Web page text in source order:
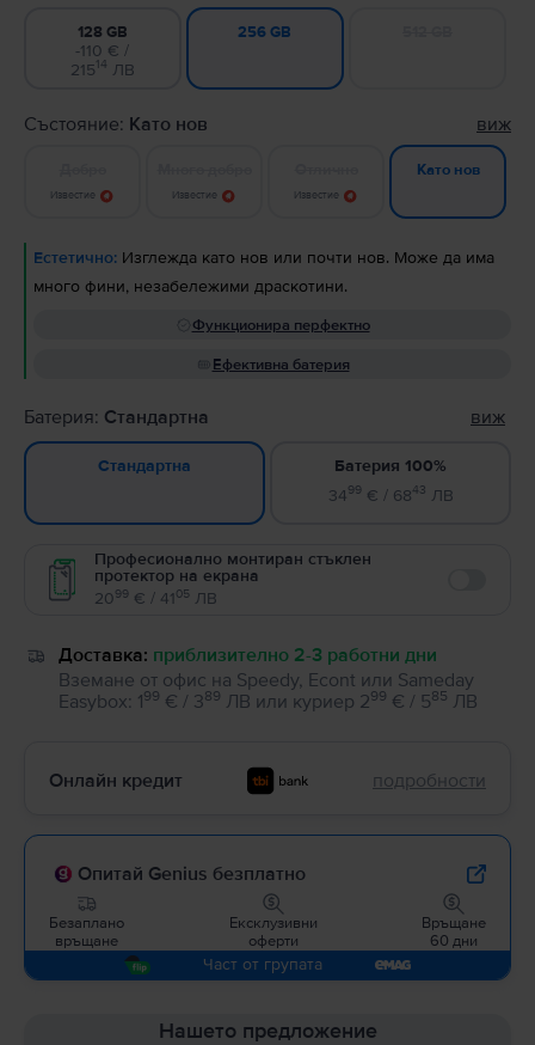
128 GB
-110 € /
21514 ЛВ
256 GB
Състояние: Като нов виж
Известие Известие Известие
Като нов
Естетично: Изглежда като нов или почти нов. Може да има
много фини, незабележими драскотини.
Функционира перфектно
Ефективна батерия
Батерия: Стандартна виж
Стандартна
Батерия 100%
3499€ / 6843 ЛВ
Професионално монтиран стъклен
протектор на екрана
2099 € / 4105 ЛВ
Доставка: приблизително 2-3 работни дни
Вземане от офис на Speedy, Econt или Sameday
Easybox: 199 € / 389 ЛВ или куриер 299 € / 585 ЛВ
Онлайн кредит подробности
Опитай Genius безплатно
Безаплано
връщане
Ексклузивни
оферти
Връщане
60 дни
Част от групата
Нашето предложение